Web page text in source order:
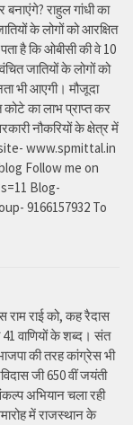
बनाएंगे? राहुल गांधी का
के लोगों को आरक्षित
है कि ओबीसी की वे 10
जातियों के लोगों को
भी आएगी। मौजूदा
का लाभ प्राप्त कर
नौकरियों के क्षेत्र में
www.spmittal.in
Follow me on
Blog-
9166157932 To
राम राई को, कह रैदास
41 वाणियों के शब्द। संत
की तरह कांग्रेस भी
जी 650 वीं जयंती
अभियान चला रही
में राजस्थान के